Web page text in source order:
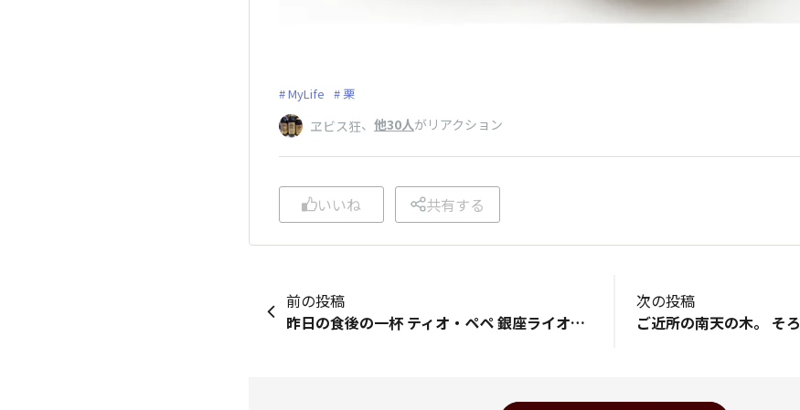
MyLife 栗
ヱビス狂、 他30人がリアクション
いいね 共有する
前の投稿
昨日の食後の一杯 ティオ・ペペ 銀座ライオンで昼飲みランチのあと、スイーツコーナーを見ていたらクルミのおやつを発見👀✨ こちら、エビつよさんお勧めの可愛いおやつ ずっと気になっていたので嬉しかったです 優しい甘さで美味しかったです😋
次の投稿